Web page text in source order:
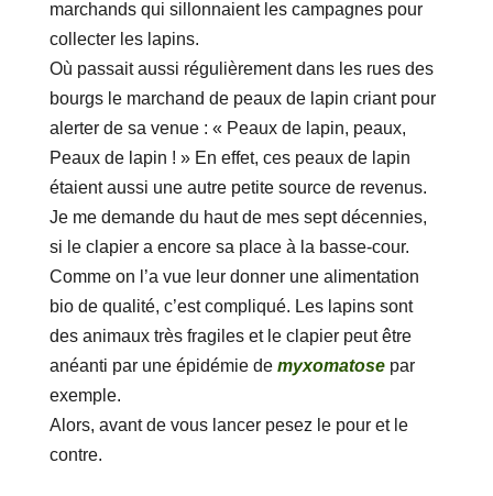
marchands qui sillonnaient les campagnes pour
collecter les lapins.
Où passait aussi régulièrement dans les rues des
bourgs le marchand de peaux de lapin criant pour
alerter de sa venue : « Peaux de lapin, peaux,
Peaux de lapin ! » En effet, ces peaux de lapin
étaient aussi une autre petite source de revenus.
Je me demande du haut de mes sept décennies,
si le clapier a encore sa place à la basse-cour.
Comme on l’a vue leur donner une alimentation
bio de qualité, c’est compliqué. Les lapins sont
des animaux très fragiles et le clapier peut être
anéanti par une épidémie demyxomatosepar
exemple.
Alors, avant de vous lancer pesez le pour et le
contre.